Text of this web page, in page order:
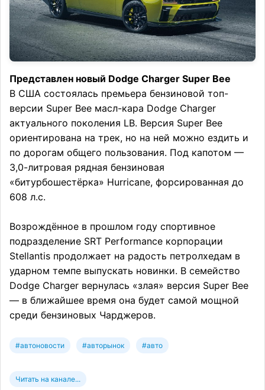
Представлен новый Dodge Charger Super Bee
В США состоялась премьера бензиновой топ-
версии Super Bee масл-кара Dodge Charger
актуального поколения LB. Версия Super Bee
ориентирована на трек, но на ней можно ездить и
по дорогам общего пользования. Под капотом —
3,0-литровая рядная бензиновая
«битурбошестёрка» Hurricane, форсированная до
608 л.с.
Возрождённое в прошлом году спортивное
подразделение SRT Performance корпорации
Stellantis продолжает на радость петролхедам в
ударном темпе выпускать новинки. В семейство
Dodge Charger вернулась «злая» версия Super Bee
— в ближайшее время она будет самой мощной
среди бензиновых Чарджеров.
#автоновости #авторынок #авто
Читать на канале...